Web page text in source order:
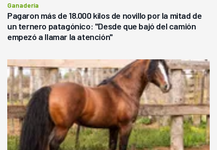
Ganadería
Pagaron más de 18.000 kilos de novillo por la mitad de
un ternero patagónico: "Desde que bajó del camión
empezó a llamar la atención"